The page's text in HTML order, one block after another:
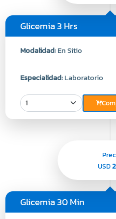
Glicemia 3 Hrs
Modalidad:En Sitio
Especialidad:Laboratorio
Glicemia 30 Min
USD